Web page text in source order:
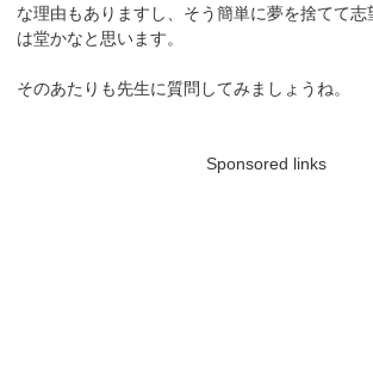
な理由もありますし、そう簡単に夢を捨てて
は堂かなと思います。
そのあたりも先生に質問してみましょうね。
Sponsored links